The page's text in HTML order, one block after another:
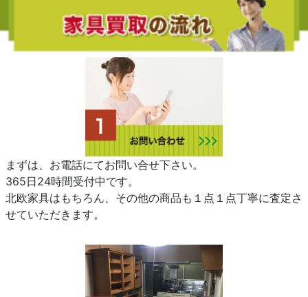
まずは、お電話にてお問い合せ下さい。
365日24時間受付中です。
北欧家具はもちろん、その他の商品も１点１点丁寧に査定さ
せていただきます。